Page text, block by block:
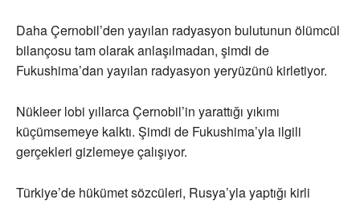
Daha Çernobil’den yayılan radyasyon bulutunun ölümcül
bilançosu tam olarak anlaşılmadan, şimdi de
Fukushima’dan yayılan radyasyon yeryüzünü kirletiyor.
Nükleer lobi yıllarca Çernobil’in yarattığı yıkımı
küçümsemeye kalktı. Şimdi de Fukushima’yla ilgili
gerçekleri gizlemeye çalışıyor.
Türkiye’de hükümet sözcüleri, Rusya’yla yaptığı kirli